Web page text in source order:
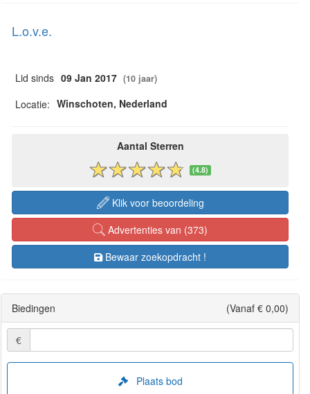
L.o.v.e.
Lid sinds 09 Jan 2017 (10 jaar)
Locatie: Winschoten, Nederland
Aantal Sterren
(4.8)
Klik voor beoordeling
Advertenties van (373)
Bewaar zoekopdracht !
Biedingen (Vanaf € 0,00)
€
Plaats bod